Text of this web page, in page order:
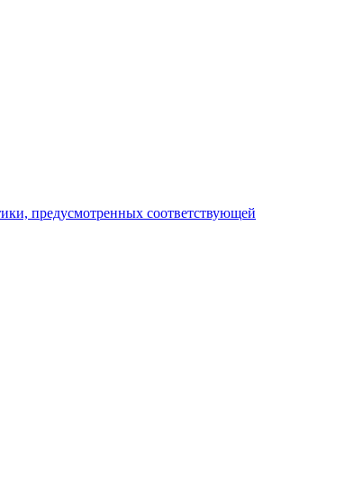
предусмотренных соответствующей